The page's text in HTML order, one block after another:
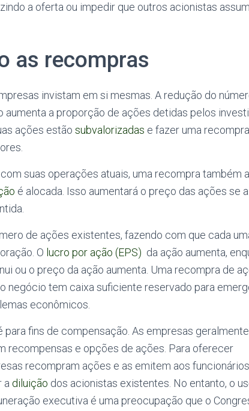
a oferta ou impedir que outros acionistas
as recompras
invistam em si mesmas. A redução do
a proporção de ações detidas pelos
ações estão subvalorizadas e fazer uma
suas operações atuais, uma recompra também
é alocada. Isso aumentará o preço das ações se
de ações existentes, fazendo com que cada
O lucro por ação (EPS) da ação aumenta,
ou o preço da ação aumenta. Uma recompra de
negócio tem caixa suficiente reservado para
econômicos.
para fins de compensação. As empresas
recompensas e opções de ações. Para oferecer
recompram ações e as emitem aos
a diluição dos acionistas existentes. No entanto, o
executiva é uma preocupação que o